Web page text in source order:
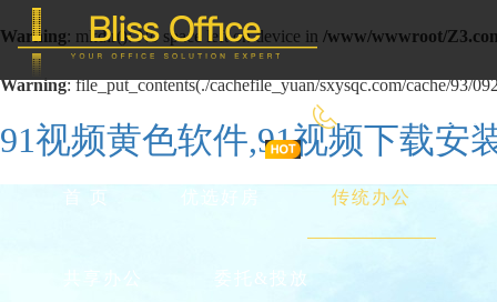
Warning: mkdir(): No space left on device in /www/wwwroot/
Warning: file_put_contents(./cachefile_yuan/sxysqc.com/cache/93/
91视频黄色软件,91视频下载安
400-8090-660
首 页 优选好房 传统办公
共享办公 委托&投放